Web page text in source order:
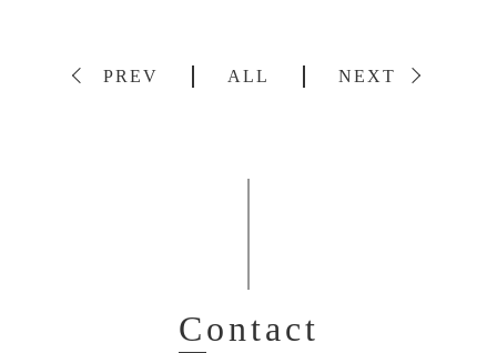
PREV ALL NEXT
Contact